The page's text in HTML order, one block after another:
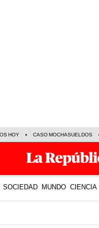
HOY CASO MOCHASUELDOS
SOCIEDAD MUNDO CIENCIA